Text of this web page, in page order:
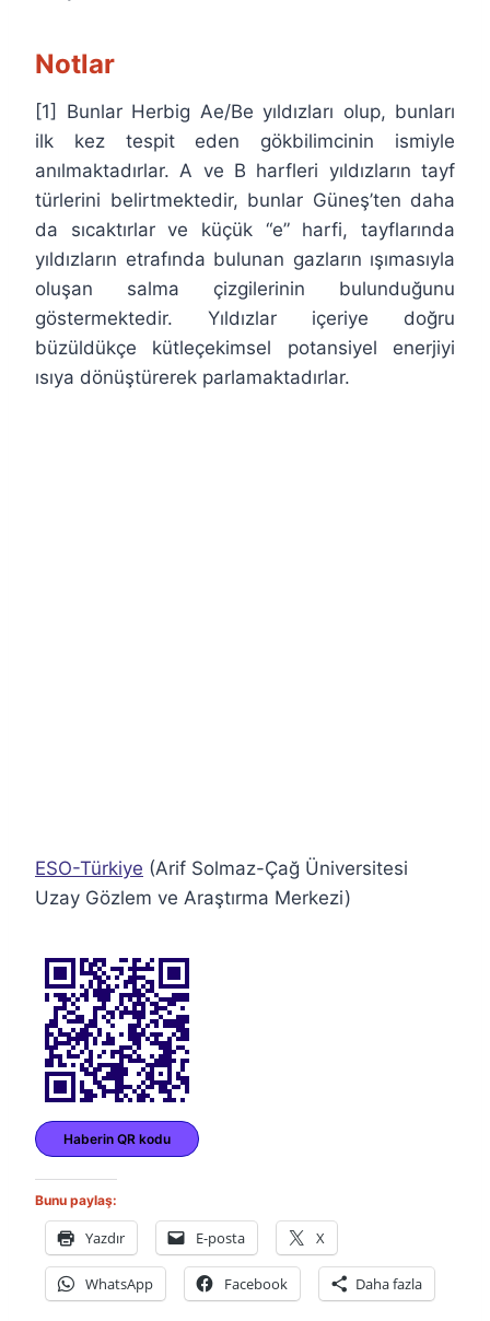
Notlar
[1] Bunlar Herbig Ae/Be yıldızları olup, bunları
ilk kez tespit eden gökbilimcinin ismiyle
anılmaktadırlar. A ve B harfleri yıldızların tayf
türlerini belirtmektedir, bunlar Güneş’ten daha
da sıcaktırlar ve küçük “e” harfi, tayflarında
yıldızların etrafında bulunan gazların ışımasıyla
oluşan salma çizgilerinin bulunduğunu
göstermektedir. Yıldızlar içeriye doğru
büzüldükçe kütleçekimsel potansiyel enerjiyi
ısıya dönüştürerek parlamaktadırlar.
ESO-Türkiye (Arif Solmaz-Çağ Üniversitesi
Uzay Gözlem ve Araştırma Merkezi)
Haberin QR kodu
Bunu paylaş:
Yazdır E-posta X
WhatsApp Facebook Daha fazla